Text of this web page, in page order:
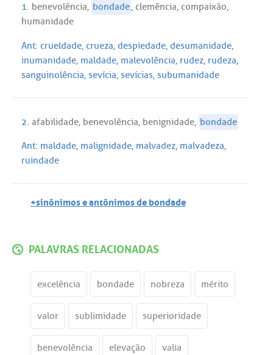
1. benevolência, bondade, clemência, compaixão,
humanidade
Ant: crueldade, crueza, despiedade, desumanidade,
inumanidade, maldade, malevolência, rudez, rudeza,
sanguinolência, sevícia, sevícias, subumanidade
2. afabilidade, benevolência, benignidade, bondade
Ant: maldade, malignidade, malvadez, malvadeza,
ruindade
+sinônimos e antônimos de bondade
PALAVRAS RELACIONADAS
excelência bondade nobreza mérito
valor sublimidade superioridade
benevolência elevação valia